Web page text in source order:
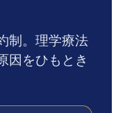
制。理学療法
因をひもとき